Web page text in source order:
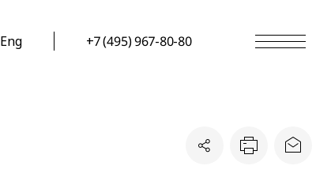
Eng +7 (495) 967-80-80